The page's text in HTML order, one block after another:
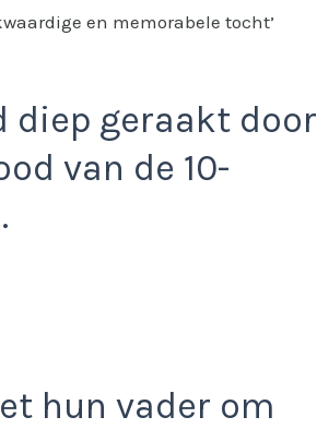
en memorabele tocht’
diep geraakt door
van de 10-
hun vader om